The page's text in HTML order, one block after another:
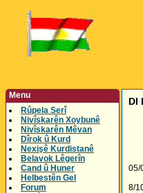
Menu
Rûpela Serî
Nivîskarên Xoybunê
Nivîskarên Mêvan
Dîrok û Kurd
Nexişê Kurdistanê
Belavok Lêgerîn
Cand û Huner
Helbestên Gel
Forum
DI
05/
8/